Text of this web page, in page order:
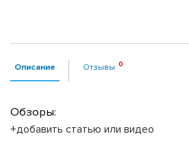
Описание Отзывы
Обзоры:
+добавить статью или видео